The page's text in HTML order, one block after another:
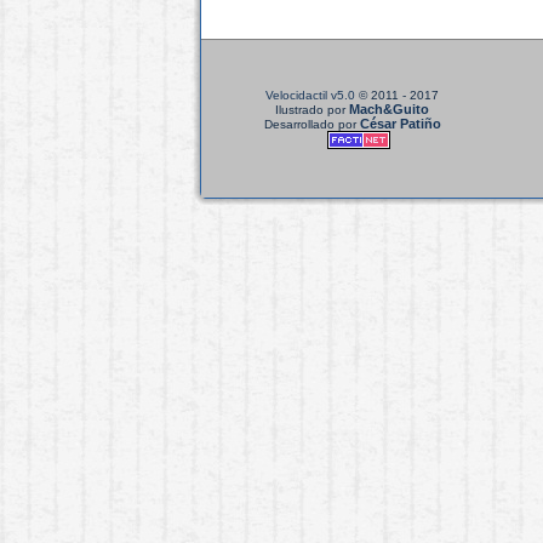
Velocidactil v5.0 © 2011 - 2017
Ilustrado porMach&Guito
Desarrollado porCésar Patiño